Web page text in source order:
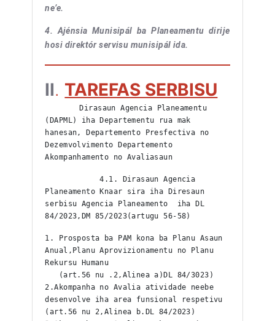
ne’e.
4. Ajénsia Munisipál ba Planeamentu dirije
hosi direktór servisu munisipál ida.
II. TAREFAS SERBISU
(DAPML) iha Departementu rua mak
hanesan, Departemento Presfectiva no
Dezemvolvimento Departemento
Akompanhamento no Avaliasaun
4.1. Dirasaun Agencia
Planeamento Knaar sira iha Diresaun
serbisu Agencia Planeamento  iha DL
84/2023,DM 85/2023(artugu 56-58)
1. Prosposta ba PAM kona ba Planu Asaun
Anual,Planu Aprovizionamentu no Planu
Rekursu Humanu
   (art.56 nu .2,Alinea a)DL 84/3023)
2.Akompanha no Avalia atividade neebe
desenvolve iha area funsional respetivu
(art.56 nu 2,Alinea b.DL 84/2023)